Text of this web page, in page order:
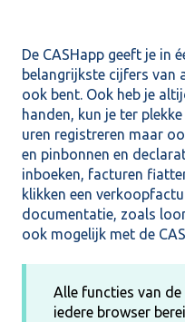
De CASHapp geeft je in
belangrijkste cijfers van
ook bent. Ook heb je
handen, kun je ter
uren registreren maar
en pinbonnen en
inboeken, facturen
klikken een
documentatie, zoals
ook mogelijk met de
Alle functies van de
iedere browser